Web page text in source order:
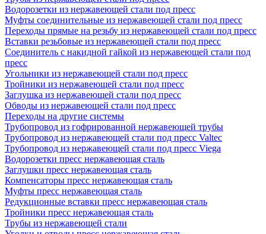
Водорозетки из нержавеющей стали под пресс
Муфты соединительные из нержавеющей стали под пресс
Переходы прямые на резьбу из нержавеющей стали под пресс
Вставки резьбовые из нержавеющей стали под пресс
Соединитель с накидной гайкой из нержавеющей стали под
пресс
Угольники из нержавеющей стали под пресс
Тройники из нержавеющей стали под пресс
Заглушка из нержавеющей стали под пресс
Обводы из нержавеющей стали под пресс
Переходы на другие системы
Трубопровод из гофрированной нержавеющей трубы
Трубопровод из нержавеющей стали под пресс Valtec
Трубопровод из нержавеющей стали под пресс Viega
Водорозетки пресс нержавеющая сталь
Заглушки пресс нержавеющая сталь
Компенсаторы пресс нержавеющая сталь
Муфты пресс нержавеющая сталь
Редукционные вставки пресс нержавеющая сталь
Тройники пресс нержавеющая сталь
Трубы из нержавеющей стали